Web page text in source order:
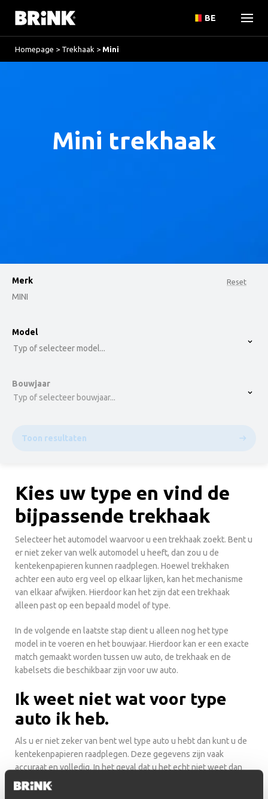
BE
Homepage > Trekhaak > Mini
Mini trekhaak
Reset
Merk
MINI
option , selected.
Model
Typ of selecteer model...
Bouwjaar
Typ of selecteer bouwjaar...
Toon resultaten
Kies uw type en vind de
bijpassende trekhaak
Selecteer het automodel waarvoor u een trekhaak zoekt. Bent u
er niet zeker van welk automodel u heeft, dan zou u de
kentekenpapieren kunnen raadplegen. Hoewel trekhaken
achter een auto erg veel op elkaar lijken, kan het mechanisme
van elkaar afwijken. Hierdoor kan het zijn dat een trekhaak
alleen past op een bepaald model of type.
In de volgende en laatste stap dient u alleen nog het type
model in te voeren en het bouwjaar. Hierdoor kan er een exacte
match gemaakt worden tussen uw auto, de trekhaak en de
kabelsets die beschikbaar zijn voor uw auto.
Ik weet niet wat voor type
auto ik heb.
Als u er niet zeker van bent wel type auto u hebt dan kunt u de
kentekenpapieren raadplegen. Deze gegevens zijn vaak
accuraat en volledig. In het geval dat u het echt niet weet dan
kunt u onze klantenservice raadplegen. Wij helpen u graag
verder.